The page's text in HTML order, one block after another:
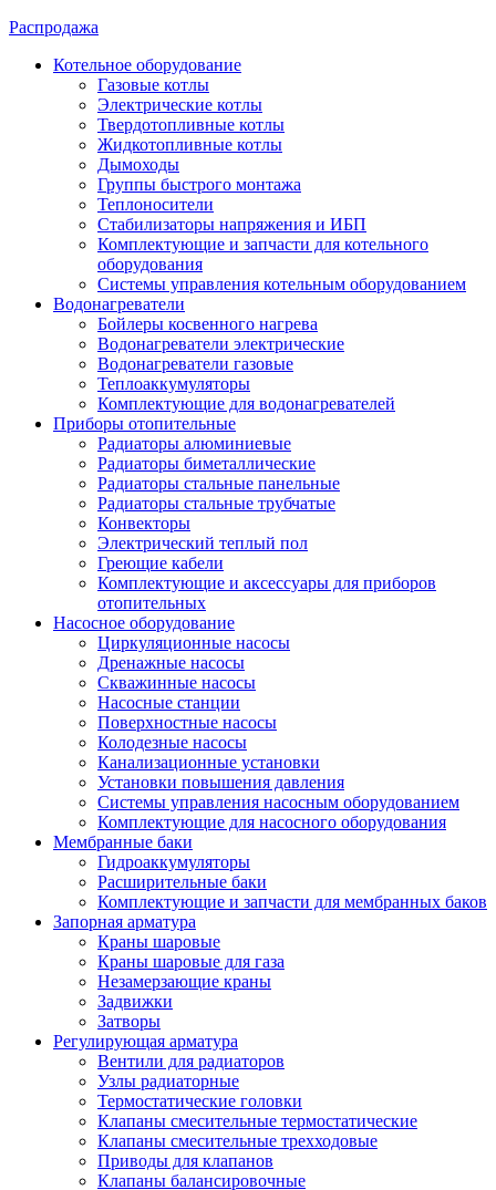
Распродажа
Котельное оборудование
Газовые котлы
Электрические котлы
Твердотопливные котлы
Жидкотопливные котлы
Дымоходы
Группы быстрого монтажа
Теплоносители
Стабилизаторы напряжения и ИБП
Комплектующие и запчасти для котельного
оборудования
Системы управления котельным оборудованием
Водонагреватели
Бойлеры косвенного нагрева
Водонагреватели электрические
Водонагреватели газовые
Теплоаккумуляторы
Комплектующие для водонагревателей
Приборы отопительные
Радиаторы алюминиевые
Радиаторы биметаллические
Радиаторы стальные панельные
Радиаторы стальные трубчатые
Конвекторы
Электрический теплый пол
Греющие кабели
Комплектующие и аксессуары для приборов
отопительных
Насосное оборудование
Циркуляционные насосы
Дренажные насосы
Скважинные насосы
Насосные станции
Поверхностные насосы
Колодезные насосы
Канализационные установки
Установки повышения давления
Системы управления насосным оборудованием
Комплектующие для насосного оборудования
Мембранные баки
Гидроаккумуляторы
Расширительные баки
Комплектующие и запчасти для мембранных баков
Запорная арматура
Краны шаровые
Краны шаровые для газа
Незамерзающие краны
Задвижки
Затворы
Регулирующая арматура
Вентили для радиаторов
Узлы радиаторные
Термостатические головки
Клапаны смесительные термостатические
Клапаны смесительные трехходовые
Приводы для клапанов
Клапаны балансировочные